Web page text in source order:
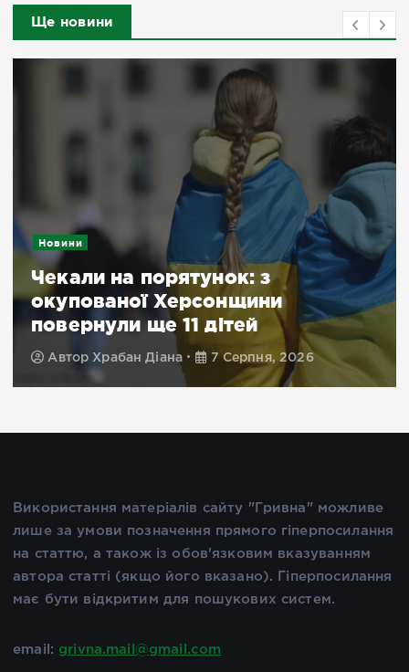
Ще новини
Новини
Чекали на порятунок: з
окупованої Херсонщини
повернули ще 11 дітей
Автор Храбан Діана 7 Серпня, 2026
Використання матеріалів сайту "Гривна" можливе
лише за умови позначення прямого гіперпосилання
на статтю, а також із обов'язковим вказуванням
автора статті (якщо його вказано). Гіперпосилання
має бути відкритим для пошукових систем.
email: grivna.mail@gmail.com